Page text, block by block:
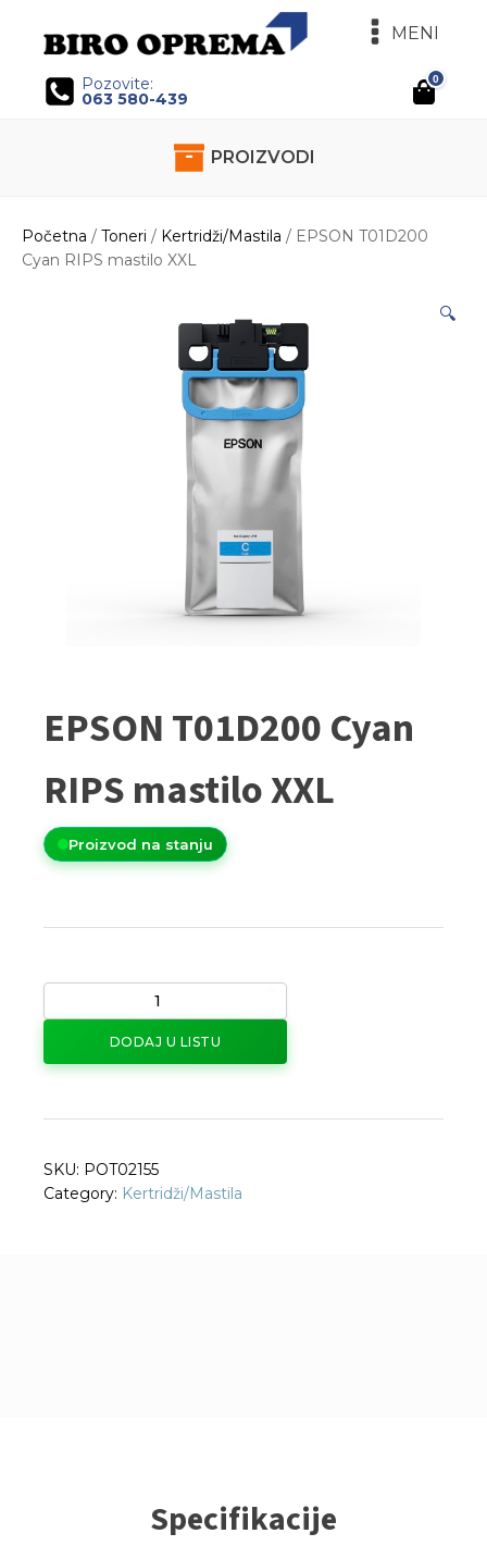
MENI
Pozovite:
063 580-439
0
PROIZVODI
Početna / Toneri / Kertridži/Mastila / EPSON T01D200
Cyan RIPS mastilo XXL
🔍
EPSON T01D200 Cyan
RIPS mastilo XXL
Proizvod na stanju
DODAJ U LISTU
SKU: POT02155
Category: Kertridži/Mastila
Specifikacije